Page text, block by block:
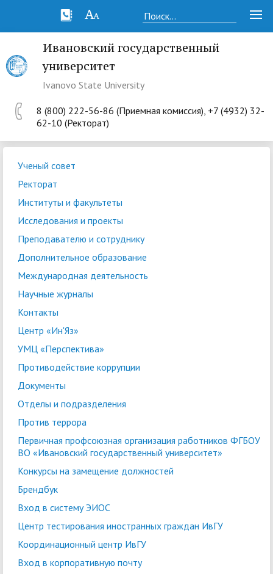
Ивановский государственный
университет
Ivanovo State University
8 (800) 222-56-86 (Приемная комиссия), +7 (4932) 32-
62-10 (Ректорат)
Ученый совет
Ректорат
Институты и факультеты
Исследования и проекты
Преподавателю и сотруднику
Дополнительное образование
Международная деятельность
Научные журналы
Контакты
Центр «Ин'Яз»
УМЦ «Перспектива»
Противодействие коррупции
Документы
Отделы и подразделения
Против террора
Первичная профсоюзная организация работников ФГБОУ
ВО «Ивановский государственный университет»
Конкурсы на замещение должностей
Брендбук
Вход в систему ЭИОС
Центр тестирования иностранных граждан ИвГУ
Координационный центр ИвГУ
Вход в корпоративную почту